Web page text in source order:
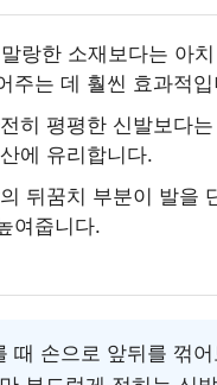
랑한 소재보다는 아
주는 데 훨씬 효과적
히 평평한 신발보다는
에 유리합니다.
뒤꿈치 부분이 발을
여줍니다.
때 손으로 앞뒤를 꺾